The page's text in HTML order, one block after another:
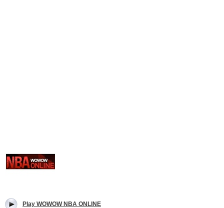
Play WOWOW NBA ONLINE